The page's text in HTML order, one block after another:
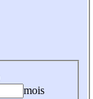
mois